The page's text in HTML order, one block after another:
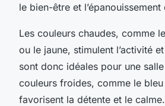
le bien-être et
Les couleurs chaudes, comme
ou le jaune, stimulent l’activité
sont donc idéales pour une
couleurs froides, comme le
favorisent la détente et le